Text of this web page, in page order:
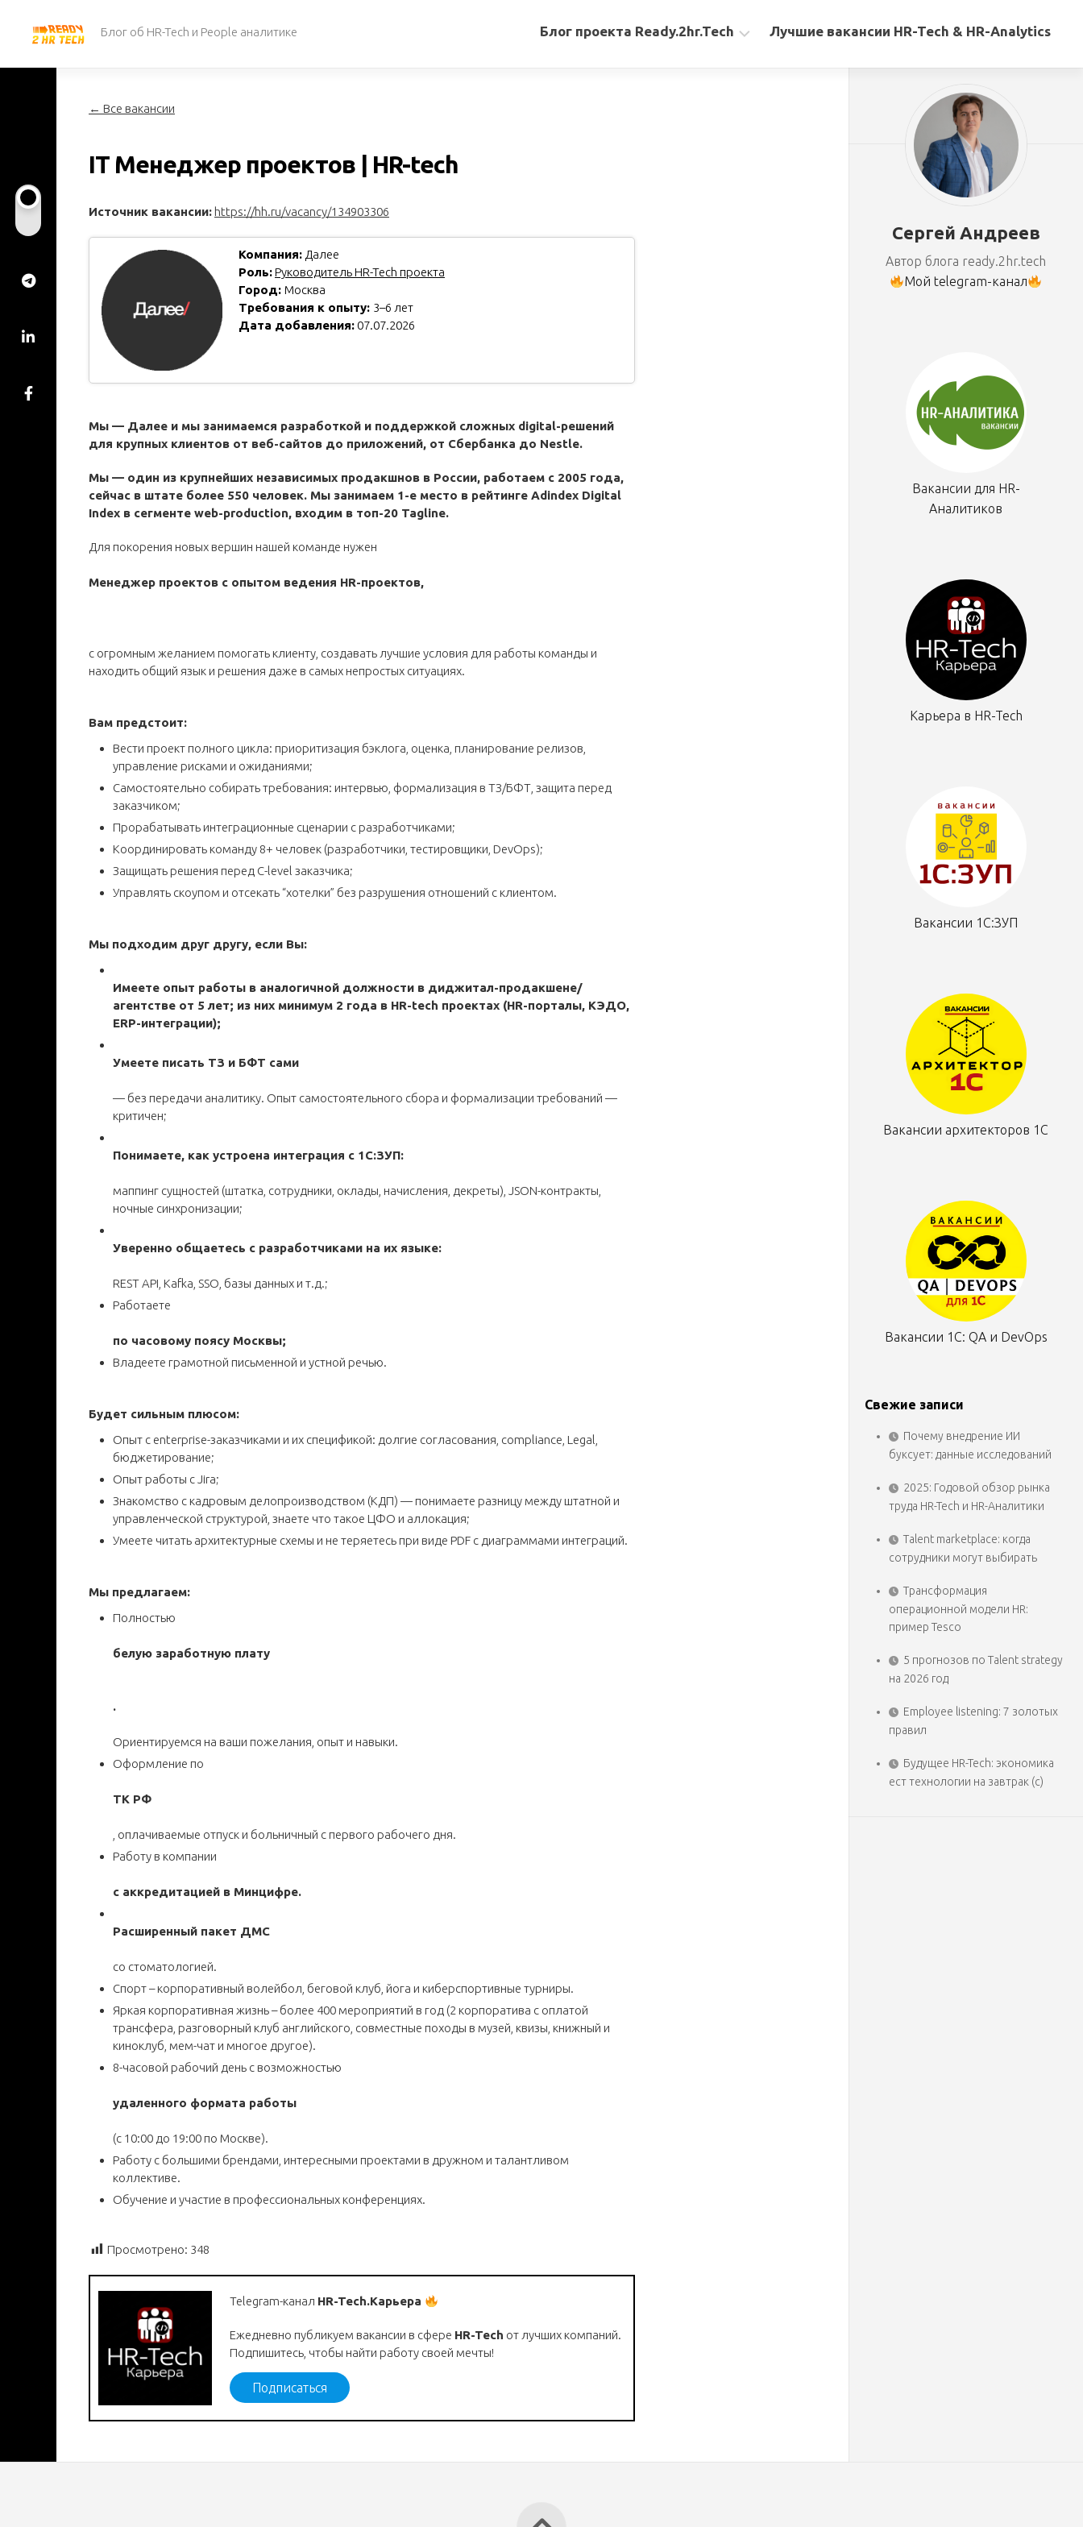
содержанию
Блог об HR-Tech и People аналитике Блог проекта Ready.2hr.Tech Лучшие вакансии HR-Tech & HR-Analytics
← Все вакансии
IT Менеджер проектов | HR-tech
Источник вакансии: https://hh.ru/vacancy/134903306
Компания: Далее
Роль:Руководитель HR-Tech проекта
Город: Москва
Требования к опыту: 3–6 лет
Дата добавления: 07.07.2026
Мы — Далее и мы занимаемся разработкой и поддержкой сложных digital-решений
для крупных клиентов от веб-сайтов до приложений, от Сбербанка до Nestle.
Мы — один из крупнейших независимых продакшнов в России, работаем с 2005 года,
сейчас в штате более 550 человек. Мы занимаем 1-е место в рейтинге Adindex Digital
Index в сегменте web-production, входим в топ-20 Tagline.
Для покорения новых вершин нашей команде нужен
Менеджер проектов с опытом ведения HR-проектов,
с огромным желанием помогать клиенту, создавать лучшие условия для работы команды и
находить общий язык и решения даже в самых непростых ситуациях.
Вам предстоит:
Вести проект полного цикла: приоритизация бэклога, оценка, планирование релизов,
управление рисками и ожиданиями;
Самостоятельно собирать требования: интервью, формализация в ТЗ/БФТ, защита перед
заказчиком;
Прорабатывать интеграционные сценарии с разработчиками;
Координировать команду 8+ человек (разработчики, тестировщики, DevOps);
Защищать решения перед C-level заказчика;
Управлять скоупом и отсекать “хотелки” без разрушения отношений с клиентом.
Мы подходим друг другу, если Вы:
Имеете опыт работы в аналогичной должности в диджитал-продакшене/
агентстве от 5 лет; из них минимум 2 года в HR-tech проектах (HR-порталы, КЭДО,
ERP-интеграции);
Умеете писать ТЗ и БФТ сами
— без передачи аналитику. Опыт самостоятельного сбора и формализации требований —
критичен;
Понимаете, как устроена интеграция с 1С:ЗУП:
маппинг сущностей (штатка, сотрудники, оклады, начисления, декреты), JSON-контракты,
ночные синхронизации;
Уверенно общаетесь с разработчиками на их языке:
REST API, Kafka, SSO, базы данных и т.д.;
Работаете
по часовому поясу Москвы;
Владеете грамотной письменной и устной речью.
Будет сильным плюсом:
Опыт с enterprise-заказчиками и их спецификой: долгие согласования, compliance, Legal,
бюджетирование;
Опыт работы с Jira;
Знакомство с кадровым делопроизводством (КДП) — понимаете разницу между штатной и
управленческой структурой, знаете что такое ЦФО и аллокация;
Умеете читать архитектурные схемы и не теряетесь при виде PDF с диаграммами интеграций.
Мы предлагаем:
Полностью
белую заработную плату
.
Ориентируемся на ваши пожелания, опыт и навыки.
Оформление по
ТК РФ
, оплачиваемые отпуск и больничный с первого рабочего дня.
Работу в компании
с аккредитацией в Минцифре.
Расширенный пакет ДМС
со стоматологией.
Спорт – корпоративный волейбол, беговой клуб, йога и киберспортивные турниры.
Яркая корпоративная жизнь – более 400 мероприятий в год (2 корпоратива с оплатой
трансфера, разговорный клуб английского, совместные походы в музей, квизы, книжный и
киноклуб, мем-чат и многое другое).
8-часовой рабочий день с возможностью
удаленного формата работы
(с 10:00 до 19:00 по Москве).
Работу с большими брендами, интересными проектами в дружном и талантливом
коллективе.
Обучение и участие в профессиональных конференциях.
Просмотрено: 348
Telegram-канал HR-Tech.Карьера
Ежедневно публикуем вакансии в сфере HR-Tech от лучших компаний.
Подпишитесь, чтобы найти работу своей мечты!
Подписаться
Сергей Андреев
Автор блога ready.2hr.tech
Мой telegram-канал
Вакансии для HR-
Аналитиков
Карьера в HR-Tech
Вакансии 1С:ЗУП
Вакансии архитекторов 1С
Вакансии 1С: QA и DevOps
Свежие записи
Почему внедрение ИИ
буксует: данные исследований
2025: Годовой обзор рынка
труда HR-Tech и HR-Аналитики
Talent marketplace: когда
сотрудники могут выбирать
Трансформация
операционной модели HR:
пример Tesco
5 прогнозов по Talent strategy
на 2026 год
Employee listening: 7 золотых
правил
Будущее HR-Tech: экономика
ест технологии на завтрак (с)